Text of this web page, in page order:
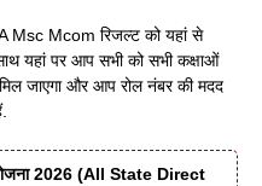
Msc Mcom रिजल्ट को यहां से
यहां पर आप सभी को सभी कक्षाओं
जाएगा और आप रोल नंबर की मदद
योजना 2026 (All State Direct